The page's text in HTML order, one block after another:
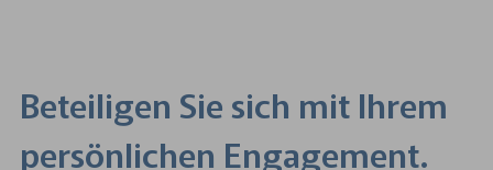
Beteiligen Sie sich mit Ihrem
persönlichen Engagement.